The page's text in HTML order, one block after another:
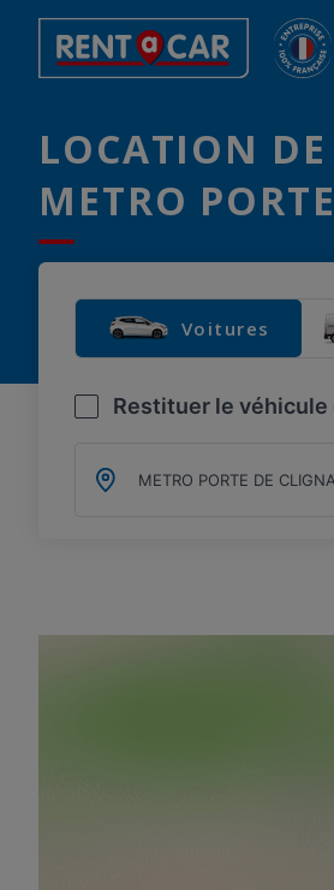
LOCATION
METRO
Voitures
Restituer le